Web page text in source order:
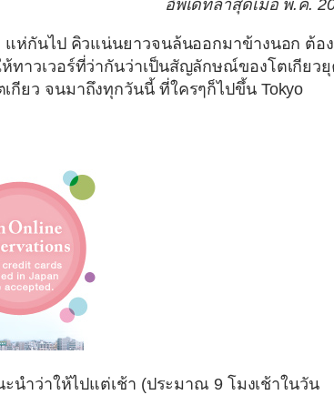
อัพเดทล่าสุดเมื่อ พ.ค.
ห่กันไป คิวแน่นยาวจนล้นออกมาข้างนอก ต้อง
ทาวเวอร์ที่ว่ากันว่าเป็นสัญลักษณ์ของโตเกียว
กียว จนมาถึงทุกวันนี้ ที่ใครๆก็ไปขึ้น Tokyo
นำว่าให้ไปแต่เช้า (ประมาณ 9 โมงเช้าในวัน